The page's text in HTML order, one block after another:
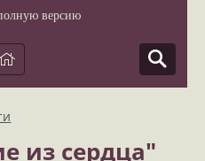
версию
из сердца"